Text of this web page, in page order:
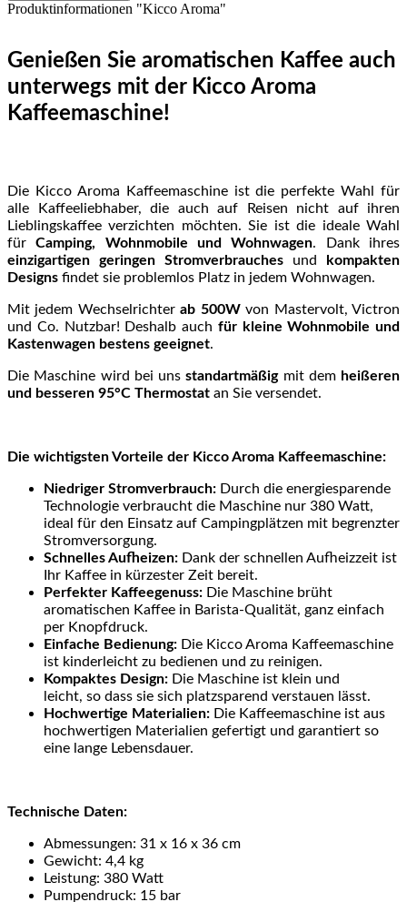
Produktinformationen "Kicco Aroma"
Genießen Sie aromatischen Kaffee auch
unterwegs mit der Kicco Aroma
Kaffeemaschine!
Die Kicco Aroma Kaffeemaschine ist die perfekte Wahl für
alle Kaffeeliebhaber, die auch auf Reisen nicht auf ihren
Lieblingskaffee verzichten möchten. Sie ist die ideale Wahl
fürCamping, Wohnmobile und Wohnwagen. Dank ihres
einzigartigen geringen Stromverbrauches und
kompakten
Designs findet sie problemlos Platz in jedem Wohnwagen.
Mit jedem Wechselrichterab 500Wvon Mastervolt, Victron
und Co. Nutzbar! Deshalb auch für kleine Wohnmobile und
Kastenwagen bestens geeignet.
Die Maschine wird bei unsstandartmäßigmit dem heißeren
und besseren 95°C Thermostat an Sie versendet.
Die wichtigsten Vorteile der Kicco Aroma Kaffeemaschine:
Niedriger Stromverbrauch: Durch die energiesparende
Technologie verbraucht die Maschine nur 380 Watt,
ideal für den Einsatz auf Campingplätzen mit begrenzter
Stromversorgung.
Schnelles Aufheizen: Dank der schnellen Aufheizzeit ist
Ihr Kaffee in kürzester Zeit bereit.
Perfekter Kaffeegenuss: Die Maschine brüht
aromatischen Kaffee in Barista-Qualität, ganz einfach
per Knopfdruck.
Einfache Bedienung: Die Kicco Aroma Kaffeemaschine
ist kinderleicht zu bedienen und zu reinigen.
Kompaktes Design: Die Maschine ist klein und
leicht, so dass sie sich platzsparend verstauen lässt.
Hochwertige Materialien: Die Kaffeemaschine ist aus
hochwertigen Materialien gefertigt und garantiert so
eine lange Lebensdauer.
Technische Daten:
Abmessungen: 31 x 16 x 36 cm
Gewicht: 4,4 kg
Leistung: 380 Watt
Pumpendruck: 15 bar